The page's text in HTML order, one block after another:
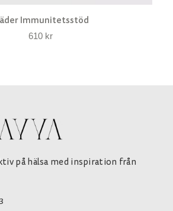
Immunitetsstöd
610 kr
på hälsa med inspiration från